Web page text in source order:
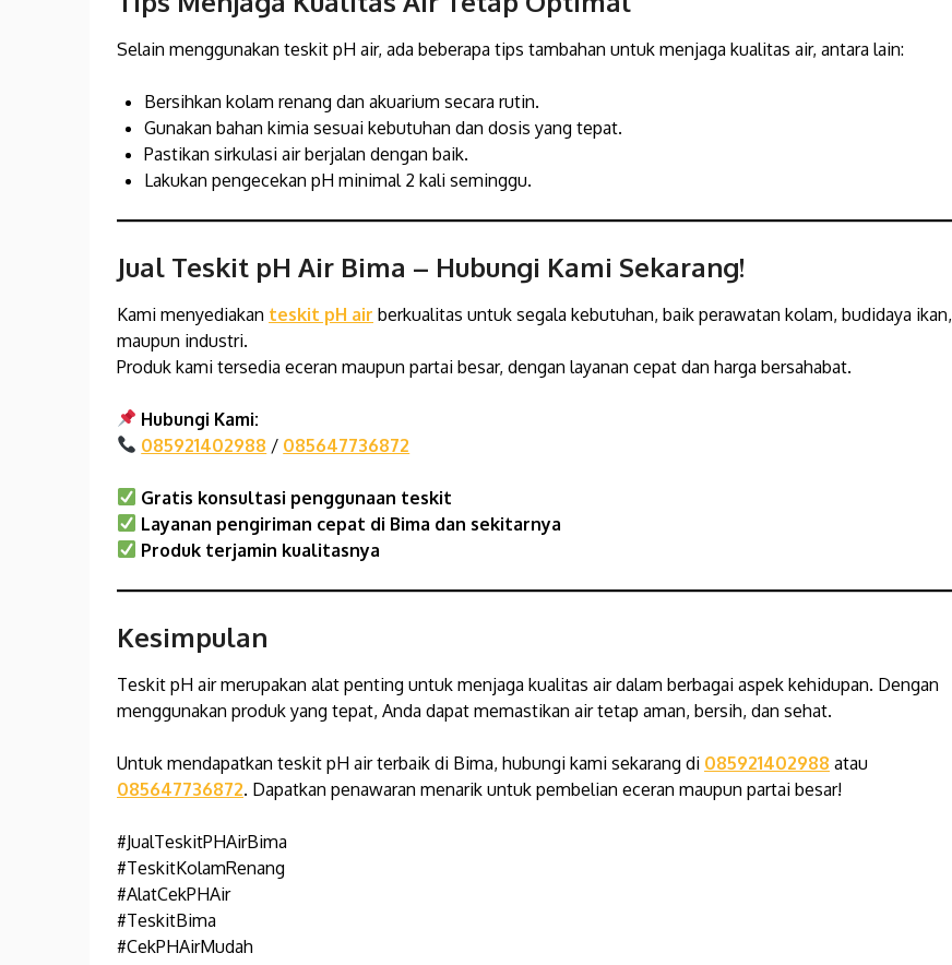
Selain menggunakan teskit pH air, ada beberapa tips tambahan untuk menjaga kualitas air, antara lain:
Bersihkan kolam renang dan akuarium secara rutin.
Gunakan bahan kimia sesuai kebutuhan dan dosis yang tepat.
Pastikan sirkulasi air berjalan dengan baik.
Lakukan pengecekan pH minimal 2 kali seminggu.
Jual Teskit pH Air Bima – Hubungi Kami Sekarang!
Kami menyediakan teskit pH air berkualitas untuk segala kebutuhan, baik perawatan kolam, budidaya ikan,
maupun industri.
Produk kami tersedia eceran maupun partai besar, dengan layanan cepat dan harga bersahabat.
Hubungi Kami:
085921402988 / 085647736872
Gratis konsultasi penggunaan teskit
Layanan pengiriman cepat di Bima dan sekitarnya
Produk terjamin kualitasnya
Kesimpulan
Teskit pH air merupakan alat penting untuk menjaga kualitas air dalam berbagai aspek kehidupan. Dengan
menggunakan produk yang tepat, Anda dapat memastikan air tetap aman, bersih, dan sehat.
Untuk mendapatkan teskit pH air terbaik di Bima, hubungi kami sekarang di 085921402988 atau
085647736872. Dapatkan penawaran menarik untuk pembelian eceran maupun partai besar!
#JualTeskitPHAirBima
#TeskitKolamRenang
#AlatCekPHAir
#TeskitBima
#CekPHAirMudah